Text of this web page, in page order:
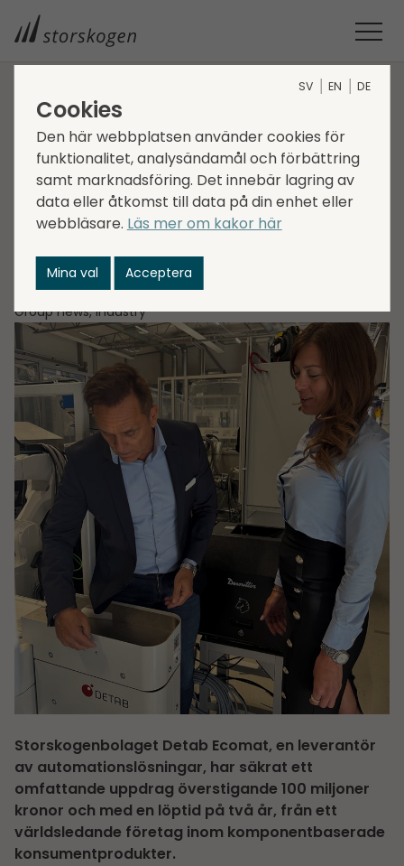
STORSKOGEN
AUTOMATIONSBOLAG VINNER BANBRYTANDE ORDER
Automationsbolag
vinner banbrytande
order
2025-07-02
Group news, Industry
Storskogenbolaget Detab Ecomat, en leverantör
av automationslösningar, har säkrat ett
omfattande uppdrag överstigande 100 miljoner
kronor och med en löptid på två år, från ett
världsledande företag inom komponentbaserade
konsument­produkter.
SV EN DE
Cookies
Den här webbplatsen använder cookies för
funktionalitet, analysändamål och förbättring
samt marknadsföring. Det innebär lagring av
data eller åtkomst till data på din enhet eller
webbläsare. Läs mer om kakor här
Mina val Acceptera